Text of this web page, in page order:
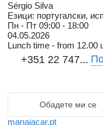
Sérgio Silva
Езици: португалски,
Пн - Пт 09:00 - 18:00
04.05.2026
Lunch time - from 12.00
+351 22 747...
Обадете ми се
manaiacar.pt